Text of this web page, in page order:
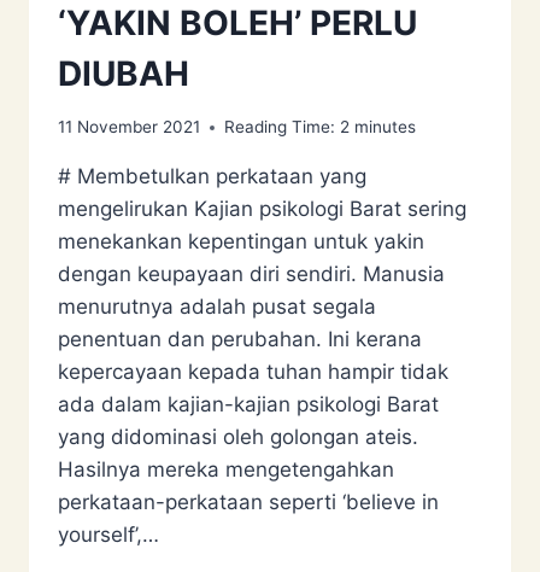
‘YAKIN BOLEH’ PERLU
DIUBAH
11 November 2021 Reading Time: 2 minutes
# Membetulkan perkataan yang
mengelirukan Kajian psikologi Barat sering
menekankan kepentingan untuk yakin
dengan keupayaan diri sendiri. Manusia
menurutnya adalah pusat segala
penentuan dan perubahan. Ini kerana
kepercayaan kepada tuhan hampir tidak
ada dalam kajian-kajian psikologi Barat
yang didominasi oleh golongan ateis.
Hasilnya mereka mengetengahkan
perkataan-perkataan seperti ‘believe in
yourself’,…